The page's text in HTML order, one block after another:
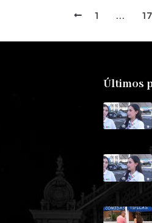
1 … 17
Últimos